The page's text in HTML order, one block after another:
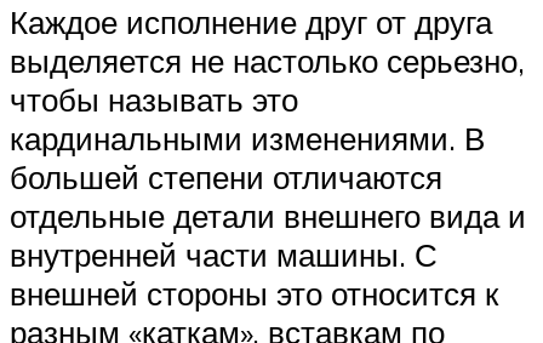
Каждое исполнение друг от друга
выделяется не настолько серьезно,
чтобы называть это
кардинальными изменениями. В
большей степени отличаются
отдельные детали внешнего вида и
внутренней части машины. С
внешней стороны это относится к
разным «каткам», вставкам по